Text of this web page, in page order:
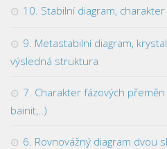
10. Stabilní diagram,
9. Metastabilní diagram,
výsledná struktura
7. Charakter fázových
bainit,..)
6. Rovnovážný diagram dvou